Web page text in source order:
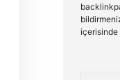
içerisinde